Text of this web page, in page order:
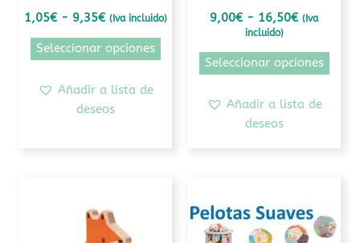
1,05€ - 9,35€ (Iva incluido)
Seleccionar opciones
la
página
de
producto
Añadir a lista de
deseos
9,00€ - 16,50€ (Iva
incluido)
Seleccionar opciones
Añadir a lista de
deseos
tiene